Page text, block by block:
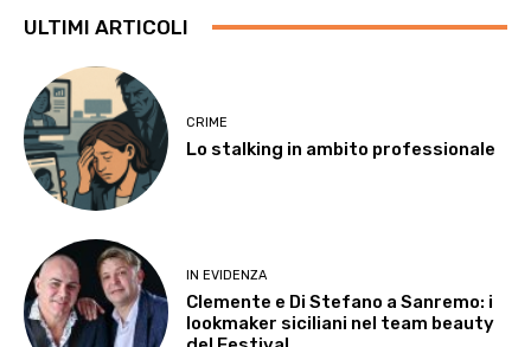
ULTIMI ARTICOLI
CRIME
Lo stalking in ambito professionale
IN EVIDENZA
Clemente e Di Stefano a Sanremo: i
lookmaker siciliani nel team beauty